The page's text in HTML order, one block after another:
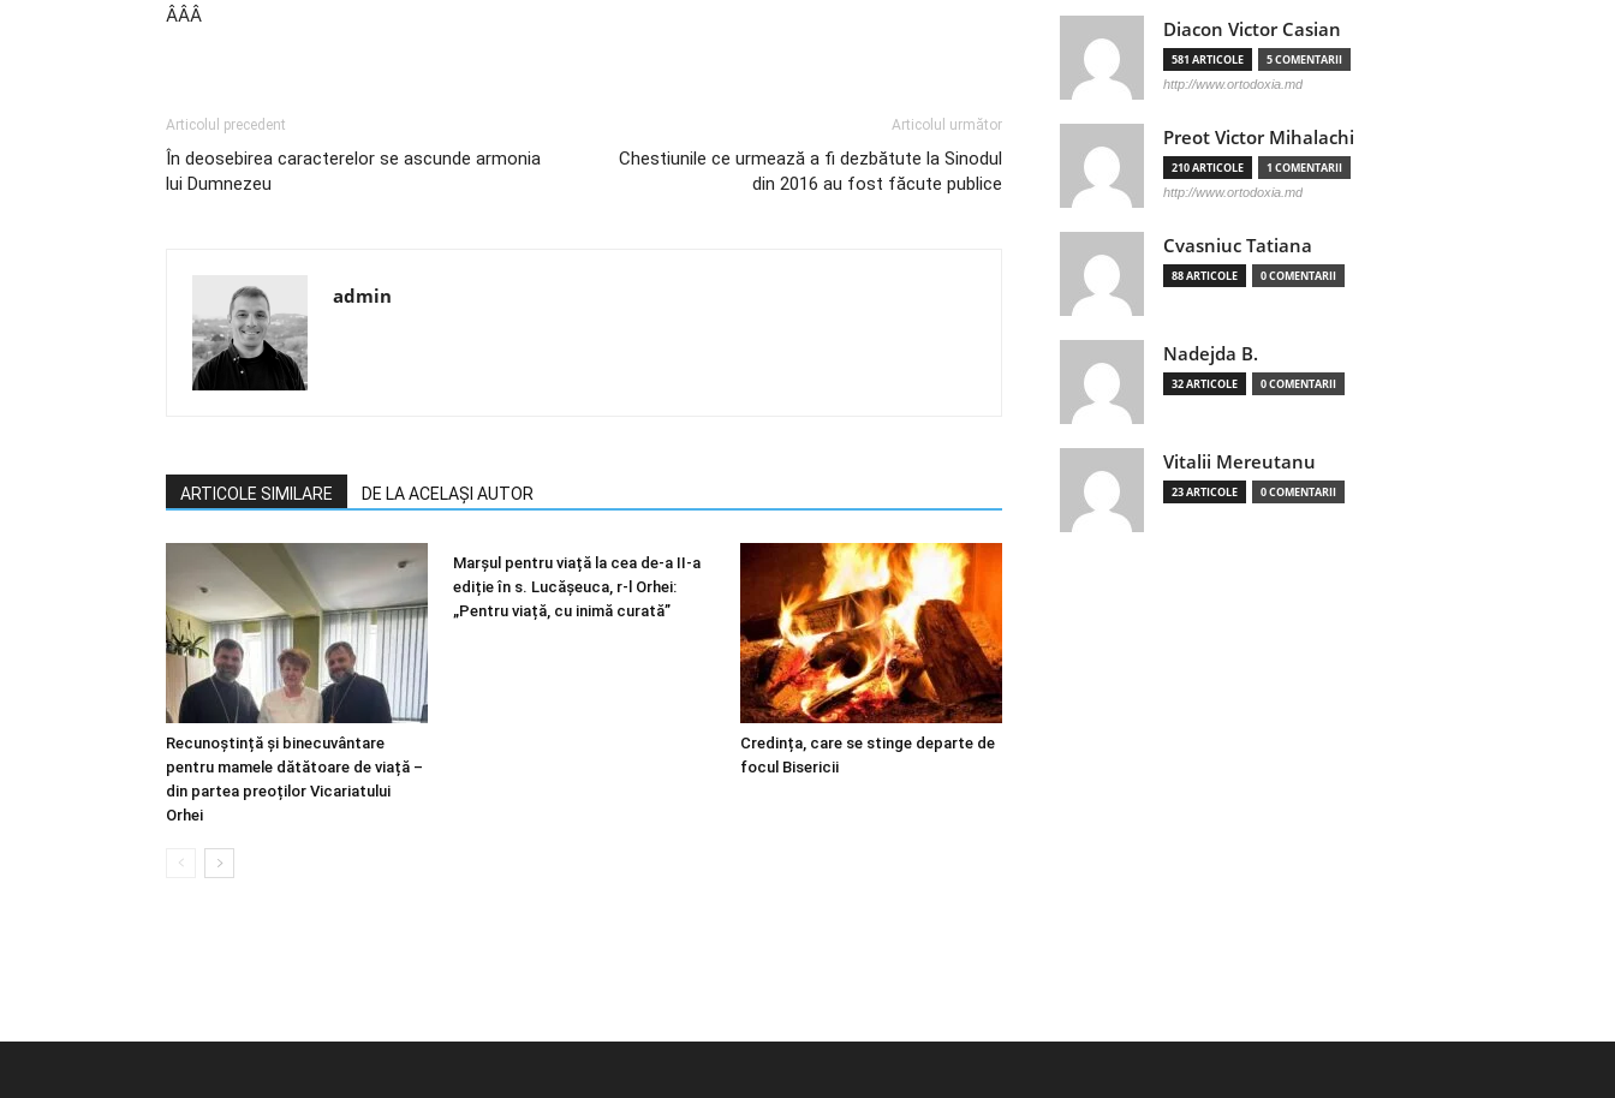
ÂÂÂ
Articolul precedent
În deosebirea caracterelor se ascunde armonia
lui Dumnezeu
Articolul următor
Chestiunile ce urmează a fi dezbătute la Sinodul
din 2016 au fost făcute publice
admin
ARTICOLE SIMILARE DE LA ACELAȘI AUTOR
Recunoștință și binecuvântare
pentru mamele dătătoare de viață –
din partea preoților Vicariatului
Orhei
Marșul pentru viață la cea de-a II-a
ediție în s. Lucășeuca, r-l Orhei:
„Pentru viață, cu inimă curată”
Credința, care se stinge departe de
focul Bisericii
Diacon Victor Casian
581 ARTICOLE 5 COMENTARII
http://www.ortodoxia.md
Preot Victor Mihalachi
210 ARTICOLE 1 COMENTARII
http://www.ortodoxia.md
Cvasniuc Tatiana
88 ARTICOLE 0 COMENTARII
Nadejda B.
32 ARTICOLE 0 COMENTARII
Vitalii Mereutanu
23 ARTICOLE 0 COMENTARII